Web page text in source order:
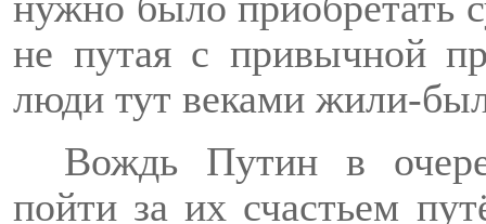
не путая с привычной
люди тут веками жили-
Вождь Путин в
пойти за их счастьем